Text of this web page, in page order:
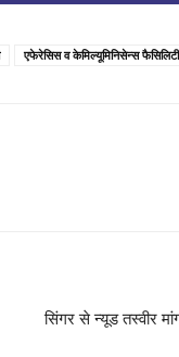
एफेरेसिस व केमिल्यूमिनिसेन्स फैसिलिटी
सिंगर से न्यूड तस्वीर